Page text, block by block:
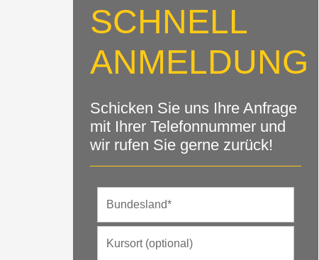
SCHNELL
ANMELDUNG
Schicken Sie uns Ihre Anfrage
mit Ihrer Telefonnummer und
wir rufen Sie gerne zurück!